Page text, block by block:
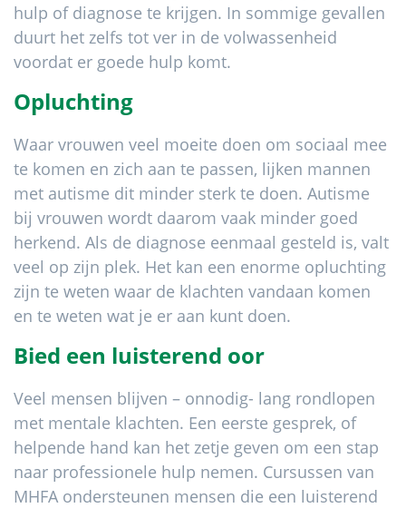
hulp of diagnose te krijgen. In sommige gevallen
duurt het zelfs tot ver in de volwassenheid
voordat er goede hulp komt.
Opluchting
Waar vrouwen veel moeite doen om sociaal mee
te komen en zich aan te passen, lijken mannen
met autisme dit minder sterk te doen. Autisme
bij vrouwen wordt daarom vaak minder goed
herkend. Als de diagnose eenmaal gesteld is, valt
veel op zijn plek. Het kan een enorme opluchting
zijn te weten waar de klachten vandaan komen
en te weten wat je er aan kunt doen.
Bied een luisterend oor
Veel mensen blijven – onnodig- lang rondlopen
met mentale klachten. Een eerste gesprek, of
helpende hand kan het zetje geven om een stap
naar professionele hulp nemen. Cursussen van
MHFA ondersteunen mensen die een luisterend